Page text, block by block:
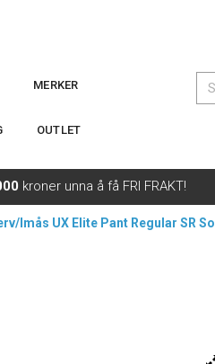
MERKER
OUTLET
kroner unna å få FRI FRAKT!
Imås UX Elite Pant Regular SR So